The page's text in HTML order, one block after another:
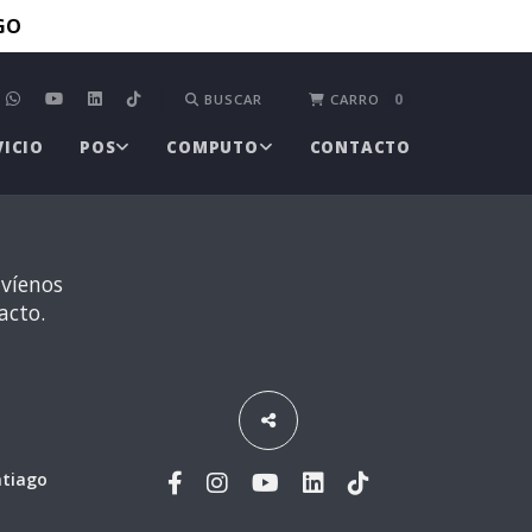
BUSCAR CARRO 0
POS COMPUTO CONTACTO